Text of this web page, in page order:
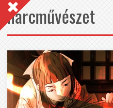
harcművészet